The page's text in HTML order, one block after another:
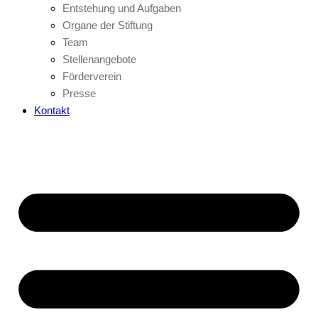
Entstehung und Aufgaben
Organe der Stiftung
Team
Stellenangebote
Förderverein
Presse
Kontakt